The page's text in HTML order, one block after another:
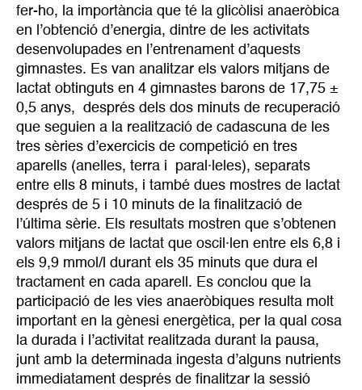
fer-ho, la importància que té la glicòlisi anaeròbica
en l’obtenció d’energia, dintre de les activitats
desenvolupades en l’entrenament d’aquests
gimnastes. Es van analitzar els valors mitjans de
lactat obtinguts en 4 gimnastes barons de 17,75 ±
0,5 anys, després dels dos minuts de recuperació
que seguien a la realització de cadascuna de les
tres sèries d’exercicis de competició en tres
aparells (anelles, terra i paral·leles), separats
entre ells 8 minuts, i també dues mostres de lactat
després de 5 i 10 minuts de la finalització de
l’última sèrie. Els resultats mostren que s’obtenen
valors mitjans de lactat que oscil·len entre els 6,8 i
els 9,9 mmol/l durant els 35 minuts que dura el
tractament en cada aparell. Es conclou que la
participació de les vies anaeròbiques resulta molt
important en la gènesi energètica, per la qual cosa
la durada i l’activitat realitzada durant la pausa,
junt amb la determinada ingesta d’alguns nutrients
immediatament després de finalitzar la sessió